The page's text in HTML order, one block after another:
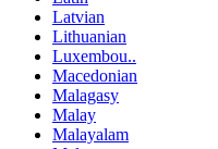
Latvian
Lithuanian
Luxembou..
Macedonian
Malagasy
Malay
Malayalam